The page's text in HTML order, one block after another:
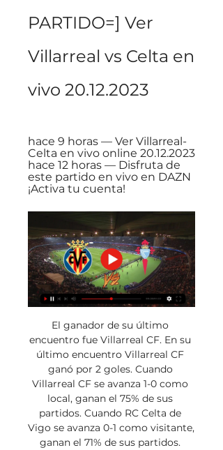
PARTIDO=] Ver
Villarreal vs Celta en
vivo 20.12.2023
hace 9 horas — Ver Villarreal-
Celta en vivo online 20.12.2023
hace 12 horas — Disfruta de
este partido en vivo en DAZN
¡Activa tu cuenta!
El ganador de su último
encuentro fue Villarreal CF. En su
último encuentro Villarreal CF
ganó por 2 goles. Cuando
Villarreal CF se avanza 1-0 como
local, ganan el 75% de sus
partidos. Cuando RC Celta de
Vigo se avanza 0-1 como visitante,
ganan el 71% de sus partidos.